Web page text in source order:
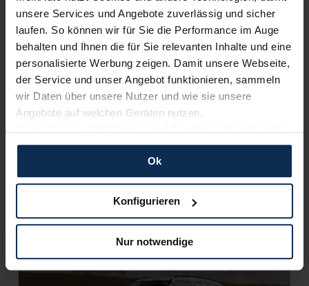
unsere Services und Angebote zuverlässig und sicher
laufen. So können wir für Sie die Performance im Auge
behalten und Ihnen die für Sie relevanten Inhalte und eine
personalisierte Werbung zeigen. Damit unsere Webseite,
der Service und unser Angebot funktionieren, sammeln
wir Daten über unsere Nutzer und wie sie unsere
Angebote auf welchen Geräten nutzen.
und erlauben uns Cookies für unseren Service zu
verwenden und diese Daten an Dritte weiterzugeben,
etwa an unsere Marketingpartner. Falls Sie dem nicht
zustimmen möchten, beschränken wir uns auf die
dann nicht auf Sie zuschneiden und Sie somit nicht
perfekt auf dem Weg zu Ihrem Neuwagen unterstützen.
Sie können die Einstellungen jederzeit anpassen oder
Ok
Konfigurieren
Nur notwendige
Artikel lesen
KI-generiert
MINI: Spike wird digitaler Begleiter der neuen
Modelle
KI-generiert